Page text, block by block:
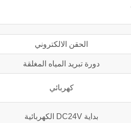
الحقن الالكتروني
دورة تبريد المياه المغلقة
كهربائي
بداية DC24V الكهربائية